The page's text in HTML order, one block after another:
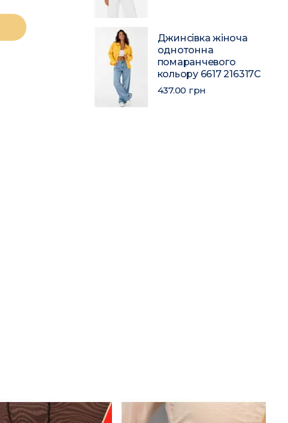
Джинсівка жіноча
однотонна
помаранчевого
кольору 6617 216317C
437.00 грн